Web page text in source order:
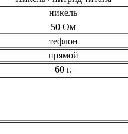
никель
50 Ом
тефлон
прямой
60 г.